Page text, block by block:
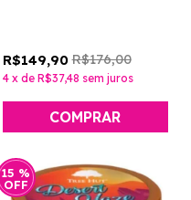
R$149,90 R$176,00
4 x de R$37,48 sem juros
15 %
OFF